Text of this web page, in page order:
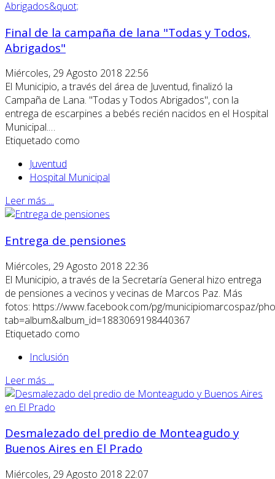
Final de la campaña de lana "Todas y Todos,
Abrigados"
Miércoles, 29 Agosto 2018 22:56
El Municipio, a través del área de Juventud, finalizó la
Campaña de Lana. "Todas y Todos Abrigados", con la
entrega de escarpines a bebés recién nacidos en el Hospital
Municipal.…
Etiquetado como
Juventud
Hospital Municipal
Leer más ...
Entrega de pensiones
Miércoles, 29 Agosto 2018 22:36
El Municipio, a través de la Secretaría General hizo entrega
de pensiones a vecinos y vecinas de Marcos Paz. Más
fotos: https://www.facebook.com/pg/municipiomarcospaz/
tab=album&album_id=1883069198440367
Etiquetado como
Inclusión
Leer más ...
Desmalezado del predio de Monteagudo y
Buenos Aires en El Prado
Miércoles, 29 Agosto 2018 22:07